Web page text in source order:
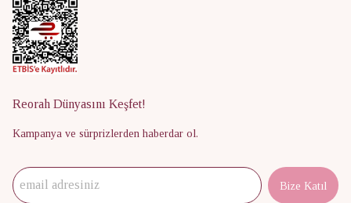
Reorah Dünyasını Keşfet!
Kampanya ve sürprizlerden haberdar ol.
Bize Katıl